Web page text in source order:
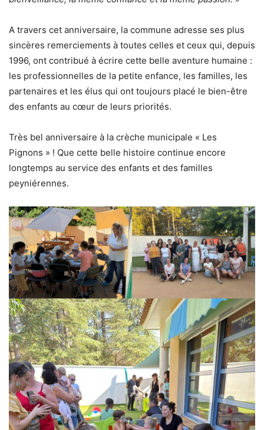
A travers cet anniversaire, la commune adresse ses plus
sincères remerciements à toutes celles et ceux qui, depuis
1996, ont contribué à écrire cette belle aventure humaine :
les professionnelles de la petite enfance, les familles, les
partenaires et les élus qui ont toujours placé le bien-être
des enfants au cœur de leurs priorités.
Très bel anniversaire à la crèche municipale « Les
Pignons » ! Que cette belle histoire continue encore
longtemps au service des enfants et des familles
peyniérennes.